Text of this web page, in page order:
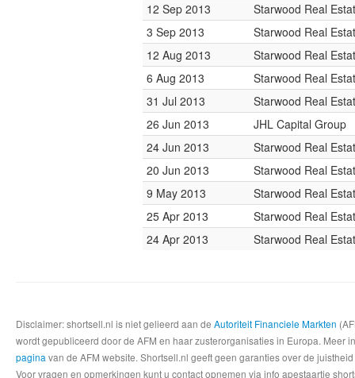
12 Sep 2013
Starwood Real
3 Sep 2013
Starwood Real
12 Aug 2013
Starwood Real
6 Aug 2013
Starwood Real
31 Jul 2013
Starwood Real
26 Jun 2013
JHL Capital Group
24 Jun 2013
Starwood Real
20 Jun 2013
Starwood Real
9 May 2013
Starwood Real
25 Apr 2013
Starwood Real
24 Apr 2013
Starwood Real
Disclaimer: shortsell.nl is niet gelieerd aan de Autoriteit Financiele Markten
wordt gepubliceerd door de AFM en haar zusterorganisaties in Europa.
pagina van de AFM website. Shortsell.nl geeft geen garanties over de
Voor vragen en opmerkingen kunt u contact opnemen via info apestaartje